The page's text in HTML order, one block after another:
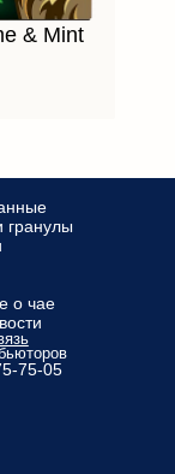
& Mint
75-05
гранулы
о чае